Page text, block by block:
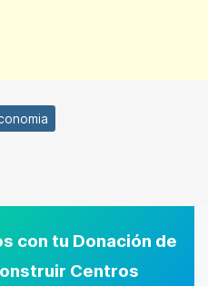
con tu Donación de
Centros